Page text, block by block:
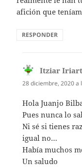
afición que
RESPONDER
Itziar
28 diciembre, 2020 a
Hola Juanjo
Pues nunca lo
Ni sé si tienes
igual no…
Había muchos
Un saludo